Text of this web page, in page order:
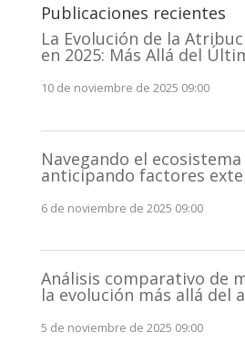
Publicaciones recientes
La Evolución de la
en 2025: Más Allá del
10 de noviembre de 2025 09:00
Navegando el
anticipando factores
6 de noviembre de 2025 09:00
Análisis comparativo de
la evolución más allá del
5 de noviembre de 2025 09:00